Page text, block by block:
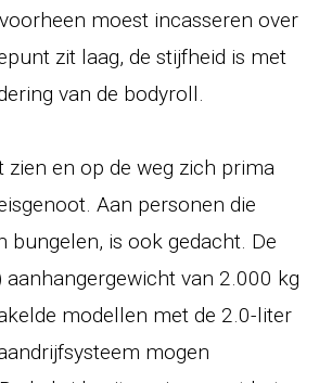
moest incasseren over
zit laag, de stijfheid is met
van de bodyroll.
zien en op de weg zich prima
Aan personen die
bungelen, is ook gedacht. De
van 2.000 kg
modellen met de 2.0-liter
mogen